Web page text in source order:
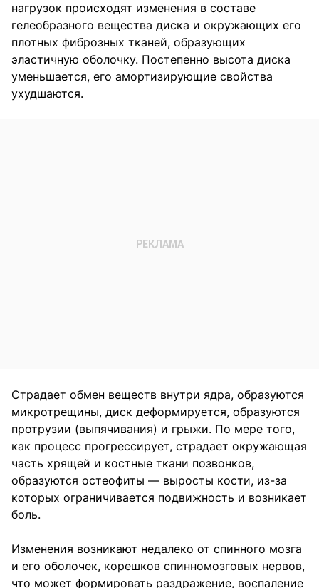
нагрузок происходят изменения в составе
гелеобразного вещества диска и окружающих его
плотных фиброзных тканей, образующих
эластичную оболочку. Постепенно высота диска
уменьшается, его амортизирующие свойства
ухудшаются.
Страдает обмен веществ внутри ядра, образуются
микротрещины, диск деформируется, образуются
протрузии (выпячивания) и грыжи. По мере того,
как процесс прогрессирует, страдает окружающая
часть хрящей и костные ткани позвонков,
образуются остеофиты — выросты кости, из-за
которых ограничивается подвижность и возникает
боль.
Изменения возникают недалеко от спинного мозга
и его оболочек, корешков спинномозговых нервов,
что может формировать раздражение, воспаление